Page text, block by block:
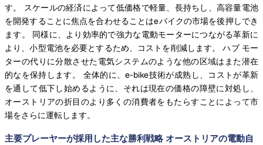
す。 スケールの経済によって低価格で軽量、長持ちし、高容量電池
を開発することに焦点を合わせることはeバイクの市場を後押しでき
ます。 同様に、より効率的で強力な電動モーターにつながる革新に
より、小型電池を必要とするため、コストを削減します。 ハブ モー
ターの代りに分散させた電気システムのような他の区域はまた潜在
的なを保持します。 全体的に、e-bike技術が成熟し、コストが革新
を通して低下し始めるように、それは現在の価格の障壁に対処し、
オーストリアの折目のより多くの消費者をもたらすことによって市
場をさらに運転します。
主要プレーヤーが採用した主な勝利戦略 オーストリアの電動自